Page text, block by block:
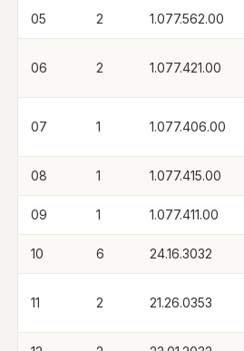
05 2 1.077.562.00
06 2 1.077.421.00
07 1 1.077.406.00
08 1 1.077.415.00
09 1 1.077.411.00
10 6 24.16.3032
11 2 21.26.0353